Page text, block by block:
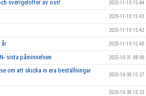
sverigelotter av oss! 2025-11-10 15:44
2025-11-10 15:43
2025-11-10 15:42
år 2025-11-10 15:40
sista påminnelsen 2025-10-31 08:00
om att skicka in era beställningar
2025-10-30 15:27
2025-10-30 15:23